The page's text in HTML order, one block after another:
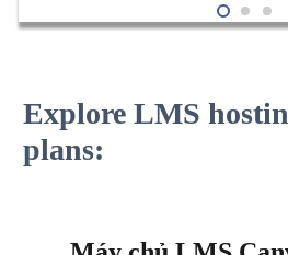
Explore LMS
plans: